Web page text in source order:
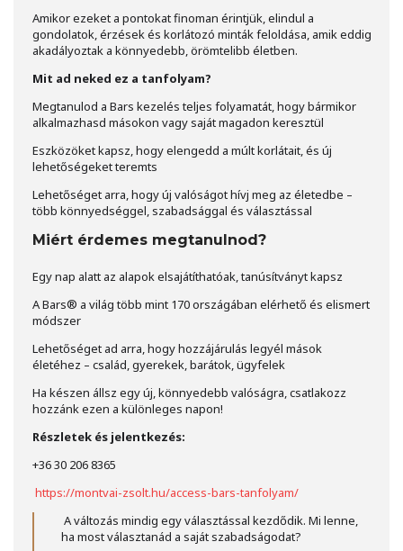
Amikor ezeket a pontokat finoman érintjük, elindul a
gondolatok, érzések és korlátozó minták feloldása, amik eddig
akadályoztak a könnyedebb, örömtelibb életben.
Mit ad neked ez a tanfolyam?
Megtanulod a Bars kezelés teljes folyamatát, hogy bármikor
alkalmazhasd másokon vagy saját magadon keresztül
Eszközöket kapsz, hogy elengedd a múlt korlátait, és új
lehetőségeket teremts
Lehetőséget arra, hogy új valóságot hívj meg az életedbe –
több könnyedséggel, szabadsággal és választással
Miért érdemes megtanulnod?
Egy nap alatt az alapok elsajátíthatóak, tanúsítványt kapsz
A Bars® a világ több mint 170 országában elérhető és elismert
módszer
Lehetőséget ad arra, hogy hozzájárulás legyél mások
életéhez – család, gyerekek, barátok, ügyfelek
Ha készen állsz egy új, könnyedebb valóságra, csatlakozz
hozzánk ezen a különleges napon!
Részletek és jelentkezés:
+36 30 206 8365
https://montvai-zsolt.hu/access-bars-tanfolyam/
A változás mindig egy választással kezdődik. Mi lenne,
ha most választanád a saját szabadságodat?